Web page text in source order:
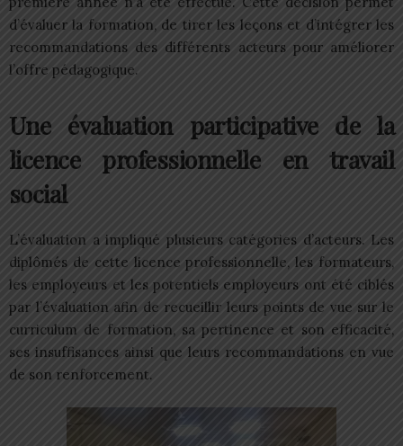
d’évaluer la formation, de tirer les leçons et d’intégrer les
recommandations des différents acteurs pour améliorer
l’offre pédagogique.
Une évaluation participative de la
licence professionnelle en travail
social
L’évaluation a impliqué plusieurs catégories d’acteurs. Les
diplômés de cette licence professionnelle, les formateurs,
les employeurs et les potentiels employeurs ont été ciblés
par l’évaluation afin de recueillir leurs points de vue sur le
curriculum de formation, sa pertinence et son efficacité,
ses insuffisances ainsi que leurs recommandations en vue
de son renforcement.